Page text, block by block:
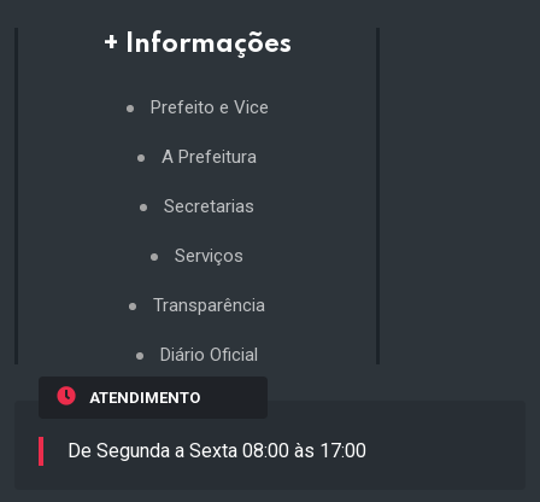
+ Informações
Prefeito e Vice
A Prefeitura
Secretarias
Serviços
Transparência
Diário Oficial
ATENDIMENTO
De Segunda a Sexta 08:00 às 17:00